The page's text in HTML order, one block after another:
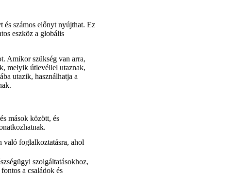
és számos előnyt nyújthat. Ez
eszköz a globális
Amikor szükség van arra,
melyik útlevéllel utaznak,
utazik, használhatja a
mások között, és
foglalkoztatásra, ahol
szolgáltatásokhoz,
a családok és